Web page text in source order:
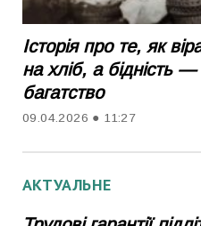
Історія про те, як
на хліб, а бідність
багатство
09.04.2026 ● 11:27
АКТУАЛЬНЕ